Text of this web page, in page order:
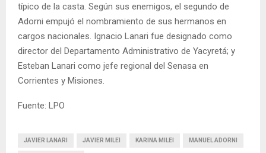
típico de la casta. Según sus enemigos, el segundo de
Adorni empujó el nombramiento de sus hermanos en
cargos nacionales. Ignacio Lanari fue designado como
director del Departamento Administrativo de Yacyretá; y
Esteban Lanari como jefe regional del Senasa en
Corrientes y Misiones.
Fuente: LPO
JAVIER LANARI JAVIER MILEI KARINA MILEI MANUEL ADORNI